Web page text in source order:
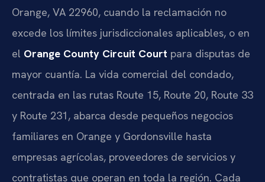
Orange, VA 22960, cuando la reclamación no
excede los límites jurisdiccionales aplicables, o en
el Orange County Circuit Court para disputas de
mayor cuantía. La vida comercial del condado,
centrada en las rutas Route 15, Route 20, Route 33
y Route 231, abarca desde pequeños negocios
familiares en Orange y Gordonsville hasta
empresas agrícolas, proveedores de servicios y
contratistas que operan en toda la región. Cada